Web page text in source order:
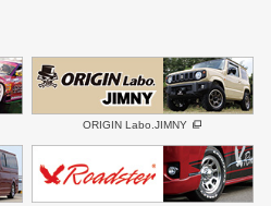
三菱
デリカ D:5
汎用
リアゲート
メンテナンスパーツ
DAYTONA-RS NEO
ORIGIN Labo.JIMNY